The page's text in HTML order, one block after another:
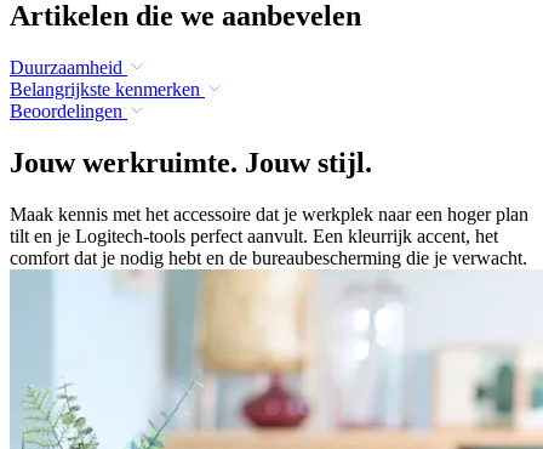
Artikelen die we aanbevelen
Duurzaamheid
Belangrijkste kenmerken
Beoordelingen
Jouw werkruimte. Jouw stijl.
Maak kennis met het accessoire dat je werkplek naar een hoger plan
tilt en je Logitech-tools perfect aanvult. Een kleurrijk accent, het
comfort dat je nodig hebt en de bureaubescherming die je verwacht.